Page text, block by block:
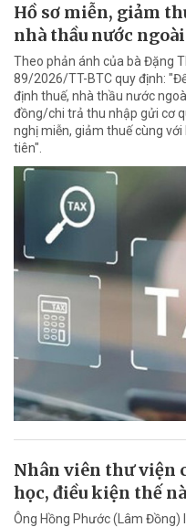
Hồ sơ miễn, giảm
nhà thầu nước ngoài
Theo phản ánh của bà Đặng
89/2026/TT-BTC quy định:
định thuế, nhà thầu nước
đồng/chi trả thu nhập gửi cơ
nghị miễn, giảm thuế cùng
tiên".
Nhân viên thư viện
học, điều kiện thế
Ông Hồng Phước (Lâm Đồng)